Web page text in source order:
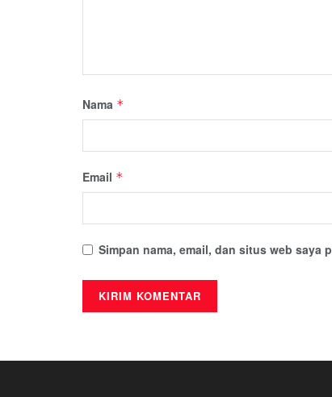
Nama *
Email *
Simpan nama, email, dan situs web saya